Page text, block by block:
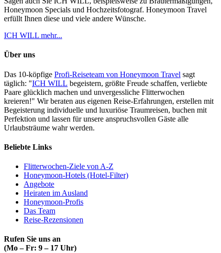
Honeymoon Specials und Hochzeitsfotograf. Honeymoon Travel
erfüllt Ihnen diese und viele andere Wünsche.
ICH WILL mehr...
Über uns
Das 10-köpfige Profi-Reiseteam von Honeymoon Travel sagt
täglich: "ICH WILL begeistern, größte Freude schaffen, verliebte
Paare glücklich machen und unvergessliche Flitterwochen
kreieren!" Wir beraten aus eigenen Reise-Erfahrungen, erstellen mit
Begeisterung individuelle und luxuriöse Traumreisen, buchen mit
Perfektion und lassen für unsere anspruchsvollen Gäste alle
Urlaubsträume wahr werden.
Beliebte Links
Flitterwochen-Ziele von A-Z
Honeymoon-Hotels (Hotel-Filter)
Angebote
Heiraten im Ausland
Honeymoon-Profis
Das Team
Reise-Rezensionen
Rufen Sie uns an
(Mo – Fr: 9 – 17 Uhr)